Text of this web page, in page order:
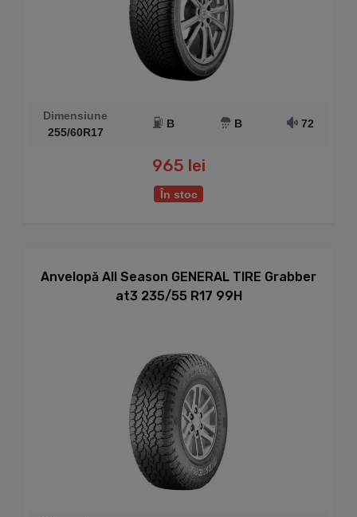
Dimensiune
255/60R17
B B 72
965 lei
În stoc
Anvelopă All Season GENERAL TIRE Grabber
at3 235/55 R17 99H